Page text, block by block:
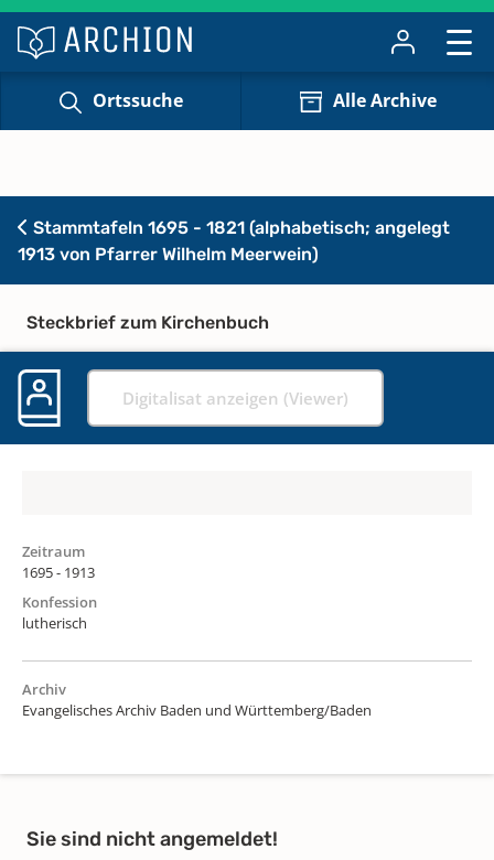
Ortssuche Alle Archive
Stammtafeln 1695 - 1821 (alphabetisch; angelegt
1913 von Pfarrer Wilhelm Meerwein)
Steckbrief zum Kirchenbuch
Digitalisat anzeigen (Viewer)
Zeitraum
1695 - 1913
Konfession
lutherisch
Archiv
Evangelisches Archiv Baden und Württemberg/Baden
Sie sind nicht angemeldet!